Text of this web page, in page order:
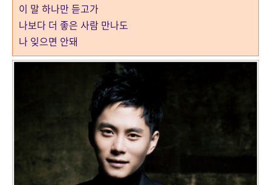
이 말 하나만 듣고가
나보다 더 좋은 사람 만나도
나 잊으면 안돼